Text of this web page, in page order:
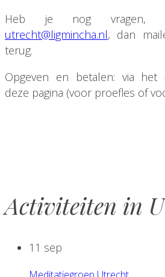
Heb je nog vragen,
utrecht@ligmincha.nl, dan
terug.
Opgeven en betalen: via het
deze pagina (voor proefles of
Activiteiten in
11 sep